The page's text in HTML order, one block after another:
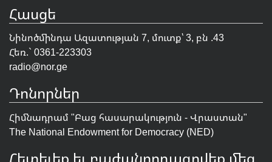
Հասցե
Նինոծմինդա Ազատության 7, մուտք՝ 3, բն .43
Հեռ.` 0361-223303
radio@nor.ge
Դոնորներ
Հիմնադրամ "Բաց հասարակություն - Վրաստան"
The National Endowment for Democracy (NED)
Հետեւեք եւ բաժանորդագրվեք մեզ